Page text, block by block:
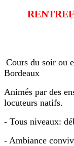
Cours du soir ou
Bordeaux
Animés par des
locuteurs natifs.
- Tous niveaux:
- Ambiance